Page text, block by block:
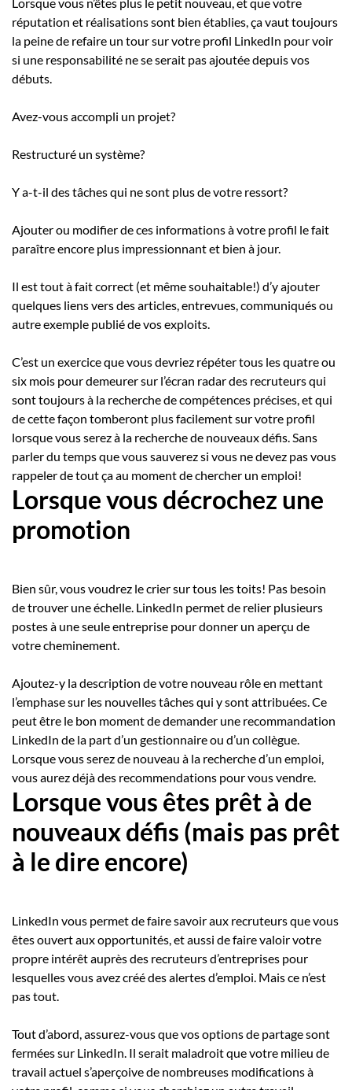
Lorsque vous n’êtes plus le petit nouveau, et que votre
réputation et réalisations sont bien établies, ça vaut toujours
la peine de refaire un tour sur votre profil LinkedIn pour voir
si une responsabilité ne se serait pas ajoutée depuis vos
débuts.
Avez-vous accompli un projet?
Restructuré un système?
Y a-t-il des tâches qui ne sont plus de votre ressort?
Ajouter ou modifier de ces informations à votre profil le fait
paraître encore plus impressionnant et bien à jour.
Il est tout à fait correct (et même souhaitable!) d’y ajouter
quelques liens vers des articles, entrevues, communiqués ou
autre exemple publié de vos exploits.
C’est un exercice que vous devriez répéter tous les quatre ou
six mois pour demeurer sur l’écran radar des recruteurs qui
sont toujours à la recherche de compétences précises, et qui
de cette façon tomberont plus facilement sur votre profil
lorsque vous serez à la recherche de nouveaux défis. Sans
parler du temps que vous sauverez si vous ne devez pas vous
rappeler de tout ça au moment de chercher un emploi!
Lorsque vous décrochez une
promotion
Bien sûr, vous voudrez le crier sur tous les toits! Pas besoin
de trouver une échelle. LinkedIn permet de relier plusieurs
postes à une seule entreprise pour donner un aperçu de
votre cheminement.
Ajoutez-y la description de votre nouveau rôle en mettant
l’emphase sur les nouvelles tâches qui y sont attribuées. Ce
peut être le bon moment de demander une recommandation
LinkedIn de la part d’un gestionnaire ou d’un collègue.
Lorsque vous serez de nouveau à la recherche d’un emploi,
vous aurez déjà des recommendations pour vous vendre.
Lorsque vous êtes prêt à de
nouveaux défis (mais pas prêt
à le dire encore)
LinkedIn vous permet de faire savoir aux recruteurs que vous
êtes ouvert aux opportunités, et aussi de faire valoir votre
propre intérêt auprès des recruteurs d’entreprises pour
lesquelles vous avez créé des alertes d’emploi. Mais ce n’est
pas tout.
Tout d’abord, assurez-vous que vos options de partage sont
fermées sur LinkedIn. Il serait maladroit que votre milieu de
travail actuel s’aperçoive de nombreuses modifications à